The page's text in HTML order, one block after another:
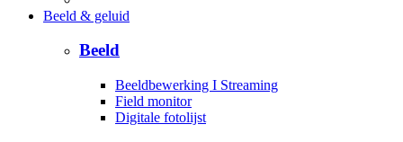
Beeld & geluid
Beeld
Beeldbewerking I Streaming
Field monitor
Digitale fotolijst